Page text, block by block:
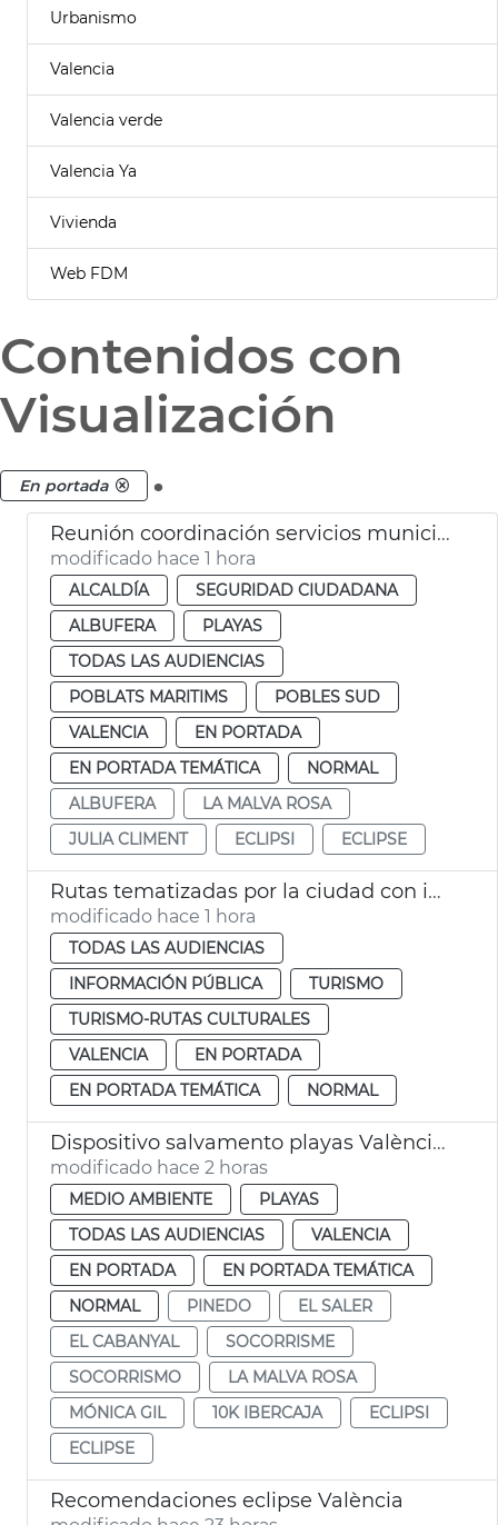
Urbanismo
Valencia
Valencia verde
Valencia Ya
Vivienda
Web FDM
Contenidos con
Visualización
En portada .
Reunión coordinación servicios municipales eclipse València
modificado hace 1 hora
ALCALDÍA
SEGURIDAD CIUDADANA
ALBUFERA
PLAYAS
TODAS LAS AUDIENCIAS
POBLATS MARITIMS
POBLES SUD
VALENCIA
EN PORTADA
EN PORTADA TEMÁTICA
NORMAL
ALBUFERA
LA MALVA ROSA
JULIA CLIMENT
ECLIPSI ECLIPSE
Rutas tematizadas por la ciudad con intérprete de lengua de signos
modificado hace 1 hora
TODAS LAS AUDIENCIAS
INFORMACIÓN PÚBLICA
TURISMO
TURISMO-RUTAS CULTURALES
VALENCIA
EN PORTADA
EN PORTADA TEMÁTICA
NORMAL
Dispositivo salvamento playas València eclipse
modificado hace 2 horas
MEDIO AMBIENTE
PLAYAS
TODAS LAS AUDIENCIAS
VALENCIA
EN PORTADA
EN PORTADA TEMÁTICA
NORMAL
PINEDO
EL SALER
EL CABANYAL
SOCORRISME
SOCORRISMO
LA MALVA ROSA
MÓNICA GIL
10K IBERCAJA
ECLIPSI
ECLIPSE
Recomendaciones eclipse València